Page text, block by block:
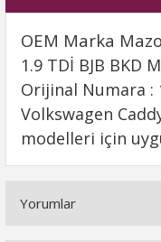
OEM Marka
1.9 TDİ BJB BKD
Orijinal Numara :
Volkswagen
modelleri için
Yorumlar